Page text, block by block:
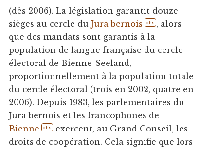
(dès 2006). La législation garantit douze
sièges au cercle du Jura bernois dhs , alors
que des mandats sont garantis à la
population de langue française du cercle
électoral de Bienne-Seeland,
proportionnellement à la population totale
du cercle électoral (trois en 2002, quatre en
2006). Depuis 1983, les parlementaires du
Jura bernois et les francophones de
Bienne
dhs exercent, au Grand Conseil, les
droits de coopération. Cela signifie que lors